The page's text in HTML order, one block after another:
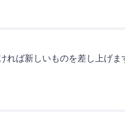
ば新しいものを差し上げま